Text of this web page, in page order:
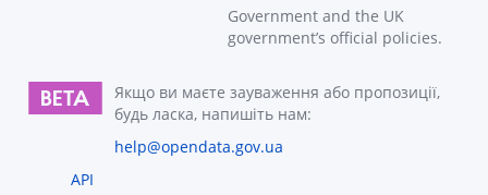
Government and the UK
government’s official policies.
Якщо ви маєте зауваження або пропозиції,
будь ласка, напишіть нам:
help@opendata.gov.ua
API